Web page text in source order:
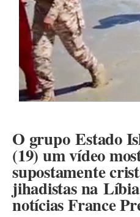
O grupo Estado
(19) um vídeo
supostamente
jihadistas na
notícias France